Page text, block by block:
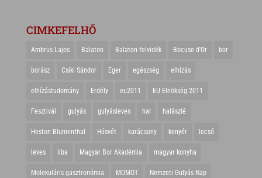
CIMKEFELHŐ
Ambrus Lajos Balaton Balaton-felvidék Bocuse d'Or bor
borász Csíki Sándor Eger egészség elhízás
elhízástudomány Erdély eu2011 EU Elnökség 2011
Fesztivál gulyás gulyásleves hal halászlé
Heston Blumenthal Húsvét karácsony kenyér lecsó
leves liba Magyar Bor Akadémia magyar konyha
Molekuláris gasztronómia MOMOT Nemzeti Gulyás Nap